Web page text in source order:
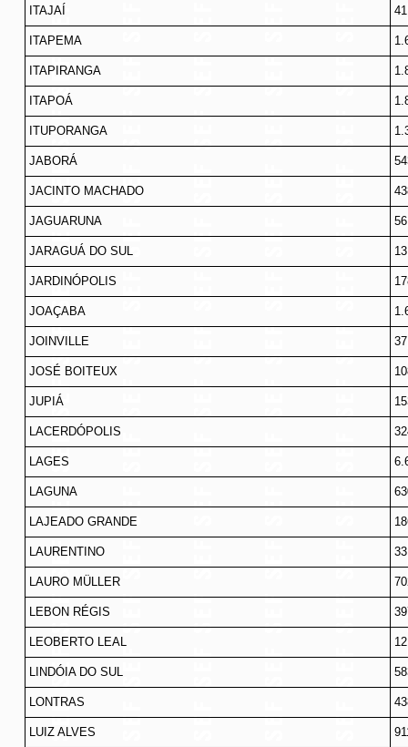
ITAJAÍ
ITAPEMA
ITAPIRANGA
ITAPOÁ
ITUPORANGA
JABORÁ
JACINTO MACHADO
JAGUARUNA
JARAGUÁ DO SUL
JARDINÓPOLIS
JOAÇABA
JOINVILLE
JOSÉ BOITEUX
JUPIÁ
LACERDÓPOLIS
LAGES
LAGUNA
LAJEADO GRANDE
LAURENTINO
LAURO MÜLLER
LEBON RÉGIS
LEOBERTO LEAL
LINDÓIA DO SUL
LONTRAS
LUIZ ALVES